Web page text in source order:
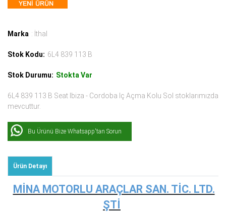
Marka : İthal
Stok Kodu: 6L4 839 113 B
Stok Durumu: Stokta Var
6L4 839 113 B Seat Ibiza - Cordoba Iç Açma Kolu Sol stoklarımızda
mevcuttur.
Bu Ürünü Bize Whatsapp'tan Sorun
Ürün Detayı
MİNA MOTORLU ARAÇLAR SAN. TİC. LTD.
ŞTİ